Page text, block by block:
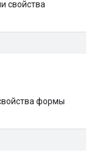
свойства
формы